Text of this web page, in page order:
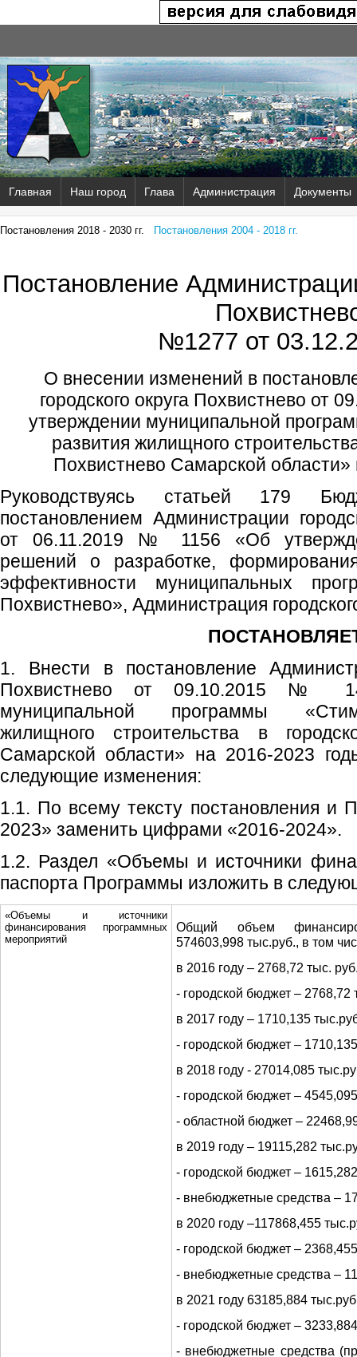
Главная Наш город Глава Администрация Документы
Постановления 2018 - 2030 гг. Постановления 2004 - 2018 гг.
Постановление
№1277 от
О внесении изменений в
городского округа Похвистнево от
утверждении муниципальной
развития жилищного
Похвистнево Самарской
Руководствуясь статьей 179
постановлением Администрации
от 06.11.2019 № 1156 «Об
решений о разработке,
эффективности муниципальных
Похвистнево», Администрация
1. Внести в постановление
Похвистнево от 09.10.2015 №
муниципальной программы
жилищного строительства в
Самарской области» на 2016-2023
следующие изменения:
1.1. По всему тексту постановления
2023» заменить цифрами «2016-2024».
1.2. Раздел «Объемы и источники
паспорта Программы изложить в
«Объемы и источники
финансирования программных
мероприятий
Общий объем
574603,998 тыс.руб., в том
в 2016 году – 2768,72 тыс.
- городской бюджет – 2768,72
в 2017 году – 1710,135
- городской бюджет –
в 2018 году - 27014,085
- городской бюджет –
- областной бюджет –
в 2019 году – 19115,282
- городской бюджет –
- внебюджетные средства –
в 2020 году –117868,455
- городской бюджет –
- внебюджетные средства –
в 2021 году 63185,884
- городской бюджет –
- внебюджетные средства